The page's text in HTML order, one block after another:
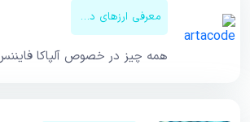
معرفی ارزهای دیجیتال
همه چیز در خصوص آلپاکا